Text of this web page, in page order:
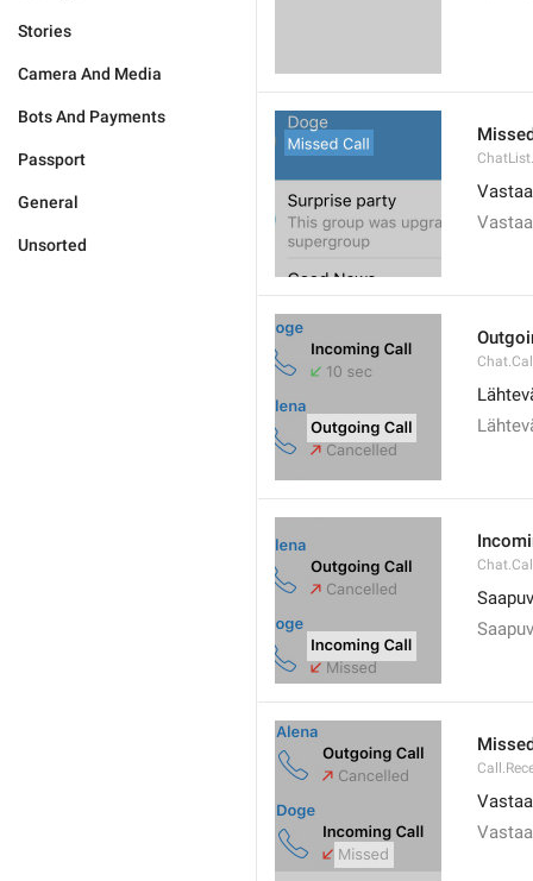
Stories
Camera And Media
Bots And Payments
Passport
General
Unsorted